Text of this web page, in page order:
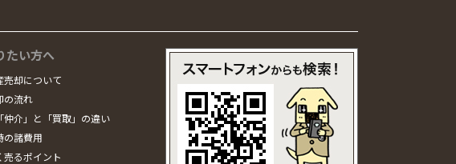
たい方へ
売却について
の流れ
仲介」と「買取」の違い
の諸費用
るポイント